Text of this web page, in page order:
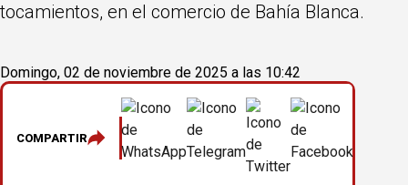
tocamientos, en el comercio de Bahía Blanca.
Domingo, 02 de noviembre de 2025 a las 10:42
COMPARTIR